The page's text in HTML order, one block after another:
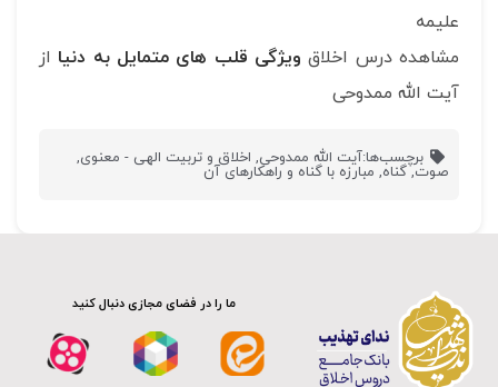
علیمه
مشاهده درس اخلاق ویژگی قلب های متمایل به دنیا از
آیت الله ممدوحی
برچسب‌ها:آیت الله ممدوحی, اخلاق و تربیت الهی - معنوی,
صوت,گناه, مبارزه با گناه و راهکارهای آن
ما را در فضای مجازی دنبال کنید